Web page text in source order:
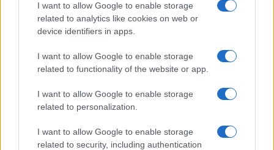
I want to allow Google to enable storage
related to analytics like cookies on web or
device identifiers in apps.
I want to allow Google to enable storage
related to functionality of the website or app.
I want to allow Google to enable storage
related to personalization.
I want to allow Google to enable storage
related to security, including authentication
Ακρίβεια: Έρχονται αυξήσεις – σοκ έως και
50%! Δείτε σε ποιά προϊόντα
Σχολεία: ΝΕΕΣ οδηγίες για την επιστροφή στα
θρανία
Ξεκίνησαν οι ενδιάμεσες εκπτώσεις: Τι
πρέπει να προσέξετε – Ποιά Κυριακή είναι